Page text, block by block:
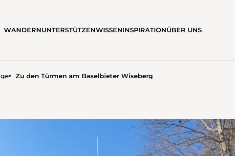
WANDERNUNTERSTÜTZENWISSENINSPIRATIONÜBER UNS
Zu den Türmen am Baselbieter Wiseberg